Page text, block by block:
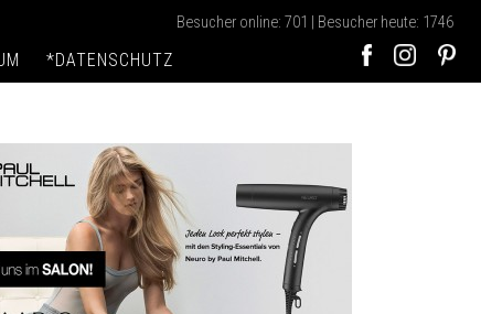
Besucher online: 701 | Besucher heute: 1746
*DATENSCHUTZ